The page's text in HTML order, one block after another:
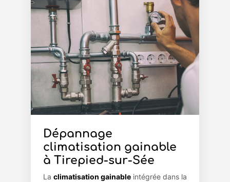
Dépannage
climatisation gainable
à Tirepied-sur-Sée
La climatisation gainable intégrée dans la